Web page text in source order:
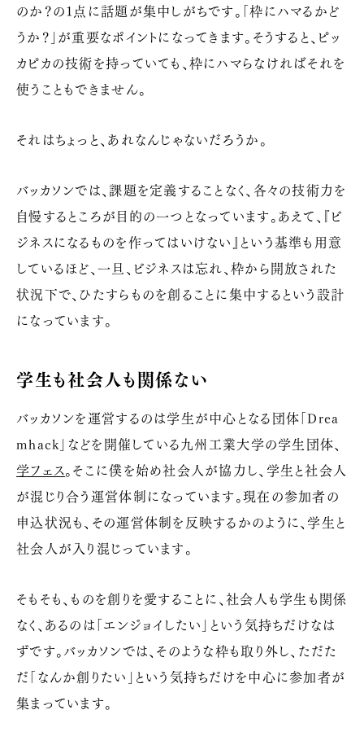
のか？の1点に話題が集中しがちです。「枠にハマるかど
うか？」が重要なポイントになってきます。そうすると、ピッ
カピカの技術を持っていても、枠にハマらなければそれを
使うこともできません。
それはちょっと、あれなんじゃないだろうか。
バッカソンでは、課題を定義することなく、各々の技術力を
自慢するところが目的の一つとなっています。あえて、『ビ
ジネスになるものを作ってはいけない』という基準も用意
しているほど、一旦、ビジネスは忘れ、枠から開放された
状況下で、ひたすらものを創ることに集中するという設計
になっています。
学生も社会人も関係ない
バッカソンを運営するのは学生が中心となる団体「Drea
mhack」などを開催している九州工業大学の学生団体、
学フェス。そこに僕を始め社会人が協力し、学生と社会人
が混じり合う運営体制になっています。現在の参加者の
申込状況も、その運営体制を反映するかのように、学生と
社会人が入り混じっています。
そもそも、ものを創りを愛することに、社会人も学生も関係
なく、あるのは「エンジョイしたい」という気持ちだけなは
ずです。バッカソンでは、そのような枠も取り外し、ただた
だ「なんか創りたい」という気持ちだけを中心に参加者が
集まっています。